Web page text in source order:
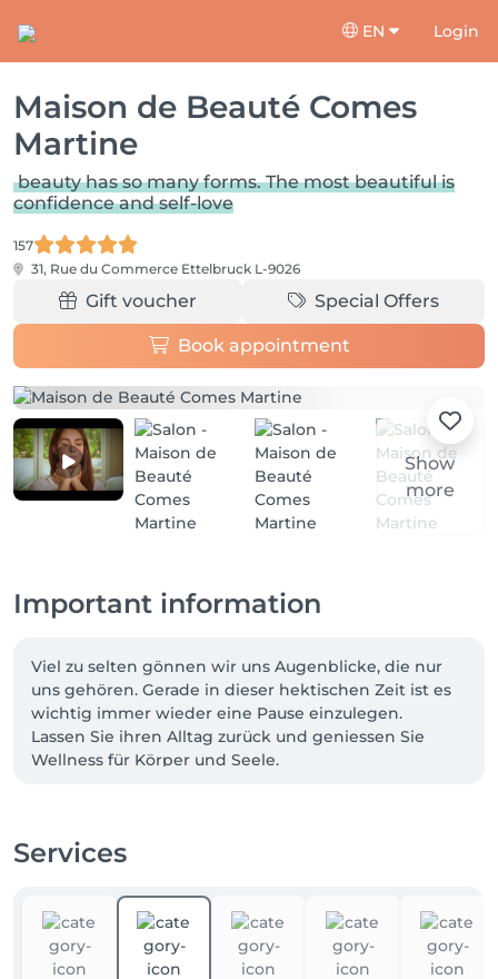
EN Login
Maison de Beauté Comes
Martine
beauty has so many forms. The most beautiful is
confidence and self-love
157
31, Rue du Commerce Ettelbruck L-9026
Gift voucher Special Offers
Book appointment
Show
more
Important information
Viel zu selten gönnen wir uns Augenblicke, die nur
uns gehören. Gerade in dieser hektischen Zeit ist es
wichtig immer wieder eine Pause einzulegen.
Lassen Sie ihren Alltag zurück und geniessen Sie
Wellness für Körper und Seele.
Qualität und unsere vielseitigen Behandlungen
zugeschnitten.
«Bei uns steht der Mensch im Mittelpunkt jeder
Behandlung» Martine Comes
Services